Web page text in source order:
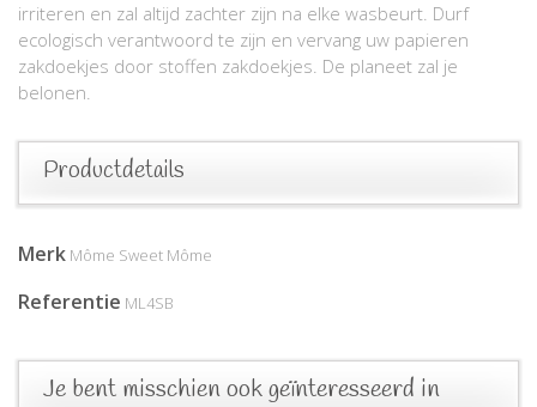
irriteren en zal altijd zachter zijn na elke wasbeurt. Durf
ecologisch verantwoord te zijn en vervang uw papieren
zakdoekjes door stoffen zakdoekjes. De planeet zal je
belonen.
Productdetails
Merk Môme Sweet Môme
Referentie ML4SB
Je bent misschien ook geïnteresseerd in